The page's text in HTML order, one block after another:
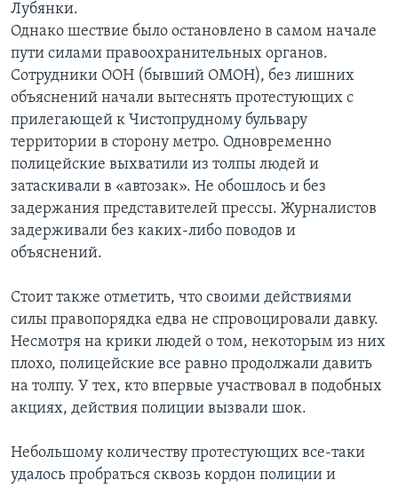
Лубянки.
Однако шествие было остановлено в самом начале
пути силами правоохранительных органов.
Сотрудники ООН (бывший ОМОН), без лишних
объяснений начали вытеснять протестующих с
прилегающей к Чистопрудному бульвару
территории в сторону метро. Одновременно
полицейские выхватили из толпы людей и
затаскивали в «автозак». Не обошлось и без
задержания представителей прессы. Журналистов
задерживали без каких-либо поводов и
объяснений.
Стоит также отметить, что своими действиями
силы правопорядка едва не спровоцировали давку.
Несмотря на крики людей о том, некоторым из них
плохо, полицейские все равно продолжали давить
на толпу. У тех, кто впервые участвовал в подобных
акциях, действия полиции вызвали шок.
Небольшому количеству протестующих все-таки
удалось пробраться сквозь кордон полиции и